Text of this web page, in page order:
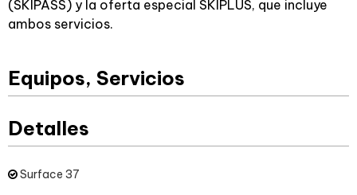
(SKIPASS) y la oferta especial SKIPLUS, que incluye
ambos servicios.
Equipos, Servicios
Detalles
Surface 37